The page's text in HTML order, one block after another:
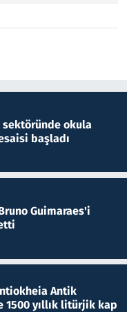
sektöründe okula
başladı
Guimaraes'i
Antik
1500 yıllık litürjik kap